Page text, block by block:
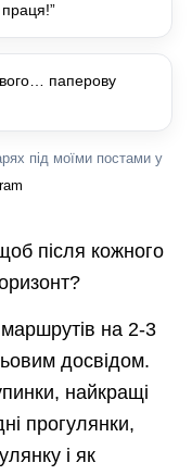
праця!”
паперову
під моїми постами у
після кожного
на 2-3
досвідом.
найкращі
прогулянки,
і як